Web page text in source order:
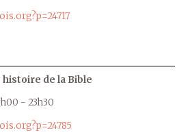
histoire de la Bible
- 23h30